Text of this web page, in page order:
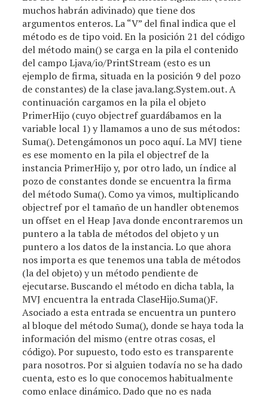
muchos habrán adivinado) que tiene dos
argumentos enteros. La “V” del final indica que el
método es de tipo void. En la posición 21 del código
del método main() se carga en la pila el contenido
del campo Ljava/io/PrintStream (esto es un
ejemplo de firma, situada en la posición 9 del pozo
de constantes) de la clase java.lang.System.out. A
continuación cargamos en la pila el objeto
PrimerHijo (cuyo objectref guardábamos en la
variable local 1) y llamamos a uno de sus métodos:
Suma(). Detengámonos un poco aquí. La MVJ tiene
es ese momento en la pila el objectref de la
instancia PrimerHijo y, por otro lado, un índice al
pozo de constantes donde se encuentra la firma
del método Suma(). Como ya vimos, multiplicando
objectref por el tamaño de un handler obtenemos
un offset en el Heap Java donde encontraremos un
puntero a la tabla de métodos del objeto y un
puntero a los datos de la instancia. Lo que ahora
nos importa es que tenemos una tabla de métodos
(la del objeto) y un método pendiente de
ejecutarse. Buscando el método en dicha tabla, la
MVJ encuentra la entrada ClaseHijo.Suma()F.
Asociado a esta entrada se encuentra un puntero
al bloque del método Suma(), donde se haya toda la
información del mismo (entre otras cosas, el
código). Por supuesto, todo esto es transparente
para nosotros. Por si alguien todavía no se ha dado
cuenta, esto es lo que conocemos habitualmente
como enlace dinámico. Dado que no es nada